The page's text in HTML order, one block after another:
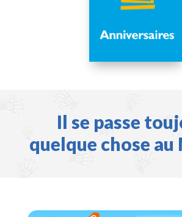
Il se passe
quelque chose au